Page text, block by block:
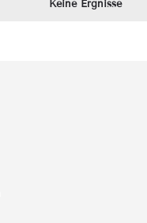
Keine Ergnisse